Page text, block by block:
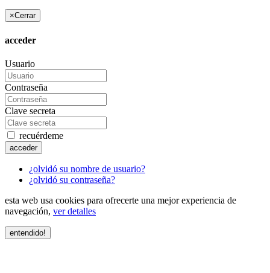
×Cerrar
acceder
Usuario
Contraseña
Clave secreta
recuérdeme
acceder
¿olvidó su nombre de usuario?
¿olvidó su contraseña?
esta web usa cookies para ofrecerte una mejor experiencia de
navegación, ver detalles
entendido!